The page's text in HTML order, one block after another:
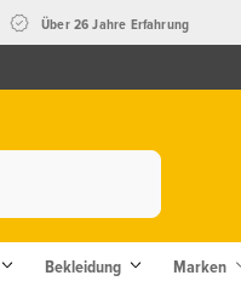
Über 26 Jahre Erfahrung
Bekleidung Marken